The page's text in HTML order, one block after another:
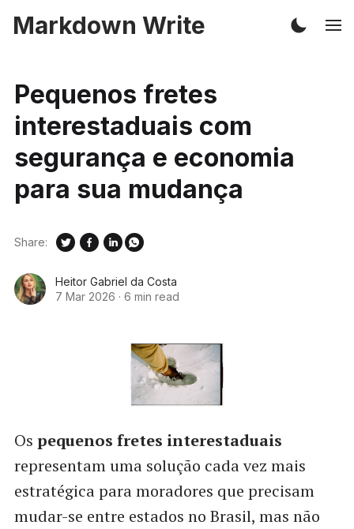
Markdown Write
Pequenos fretes
interestaduais com
segurança e economia
para sua mudança
Heitor Gabriel da Costa
7 Mar 2026 · 6 min read
Share:
Os pequenos fretes interestaduais
representam uma solução cada vez mais
estratégica para moradores que precisam
mudar-se entre estados no Brasil, mas não